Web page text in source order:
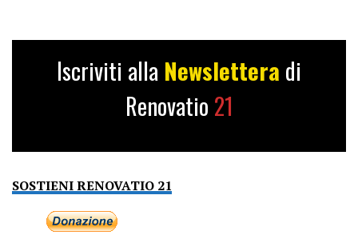
Iscriviti alla Newslettera di
Renovatio 21
SOSTIENI RENOVATIO 21